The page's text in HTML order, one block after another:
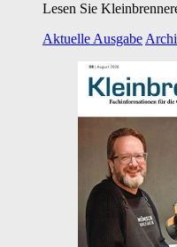
Lesen Sie
Aktuelle Ausgabe